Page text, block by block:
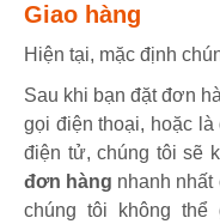
Giao hàng
Hiện tại, mặc định
Sau khi bạn đặt đơn
gọi điện thoại, hoặc
điện tử, chúng tôi sẽ
đơn hàng nhanh nhất
chúng tôi không